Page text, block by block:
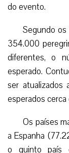
do evento.
Segundo
354.000
diferentes, o
esperado.
ser atualizados
esperados cerca
Os países
a Espanha
o quinto país